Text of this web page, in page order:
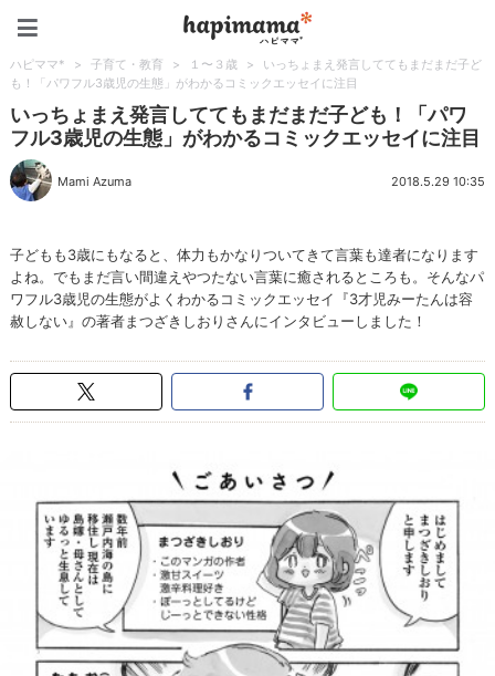
ハピママ* > 子育て・教育 > １〜３歳 >
いっちょまえ発言しててもまだまだ子ど
も！「パワフル3歳児の生態」がわかるコミックエッセイに注目
いっちょまえ発言しててもまだまだ子ども！「パワ
フル3歳児の生態」がわかるコミックエッセイに注目
Mami Azuma 2018.5.29 10:35
子どもも3歳にもなると、体力もかなりついてきて言葉も達者になります
よね。でもまだ言い間違えやつたない言葉に癒されるところも。そんなパ
ワフル3歳児の生態がよくわかるコミックエッセイ『3才児みーたんは容
赦しない』の著者まつざきしおりさんにインタビューしました！